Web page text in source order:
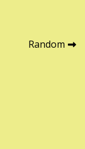
Random